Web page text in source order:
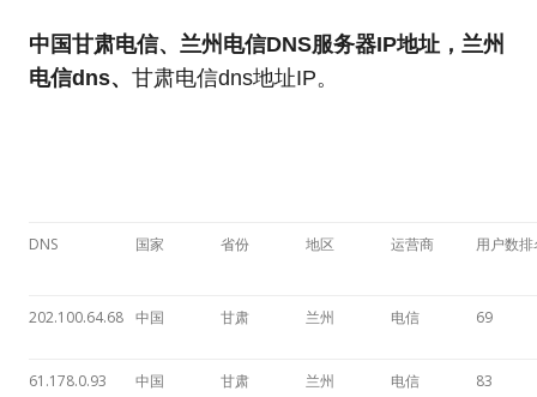
中国甘肃电信、兰州电信DNS服务器IP地址，兰州
电信dns、 甘肃电信dns地址IP。
DNS 国家 省份 地区 运营商 用户数排
202.100.64.68 中国 甘肃 兰州 电信 69
61.178.0.93 中国 甘肃 兰州 电信 83